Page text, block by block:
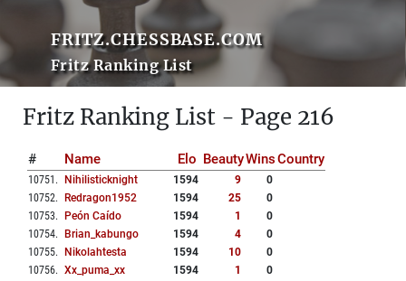
FRITZ.CHESSBASE.COM
Fritz Ranking List
Fritz Ranking List - Page 216
# Name Elo BeautyWinsCountry
10751 . Nihilisticknight 1594 9
0
10752. Redragon1952 1594 25
0
10753. Peón Caído 1594 1
0
10754. Brian_kabungo 1594 4
0
10755. Nikolahtesta 1594 10
0
10756. Xx_puma_xx 1594 1
0